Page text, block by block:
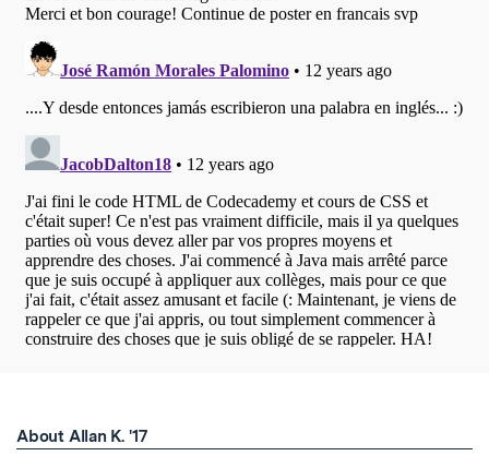
About Allan K. '17